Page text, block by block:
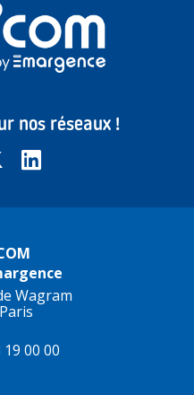
nos réseaux !
Wagram
19 00 00